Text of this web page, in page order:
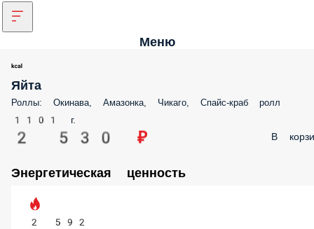
Меню
Яйта
Роллы: Окинава, Амазонка, Чикаго, Спайс-краб ролл
1101 г.
2 530 ₽ В
Энергетическая ценность
2 592